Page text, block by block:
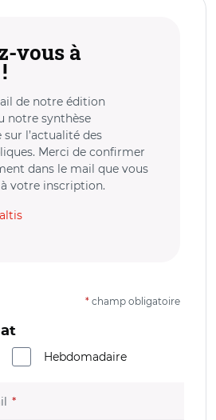
vous à
de notre édition
notre synthèse
l’actualité des
Merci de confirmer
dans le mail que vous
votre inscription.
* champ obligatoire
Hebdomadaire
(champ obligatoire)